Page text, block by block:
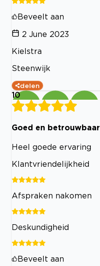
Beveelt aan
2 June 2023
Kielstra
Steenwijk
delen
10
Goed en betrouwbaar
Heel goede ervaring
Klantvriendelijkheid
Afspraken nakomen
Deskundigheid
Beveelt aan